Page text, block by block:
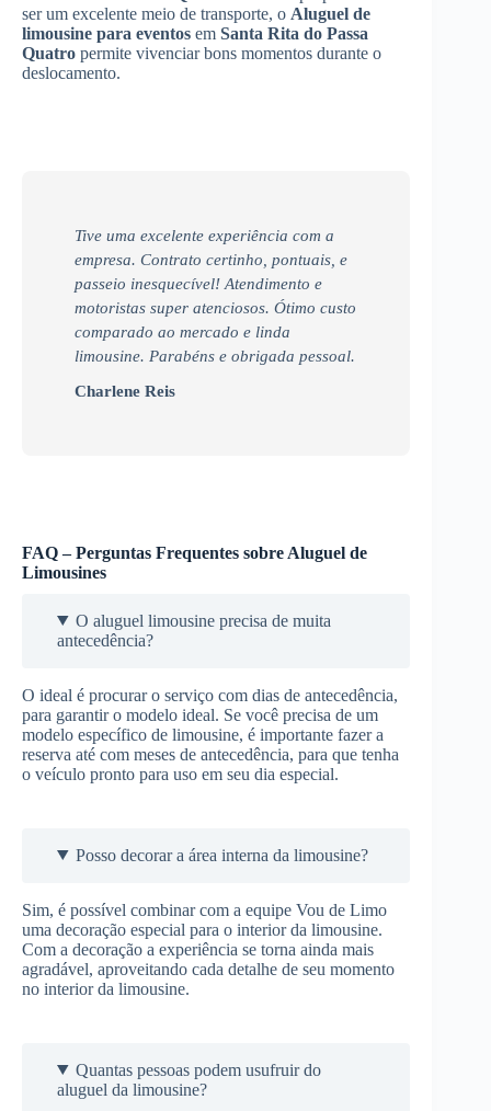
ser um excelente meio de transporte, o Aluguel de
limousine para eventos em Santa Rita do Passa
Quatro permite vivenciar bons momentos durante o
deslocamento.
Tive uma excelente experiência com a
empresa. Contrato certinho, pontuais, e
passeio inesquecível! Atendimento e
motoristas super atenciosos. Ótimo custo
comparado ao mercado e linda
limousine. Parabéns e obrigada pessoal.
Charlene Reis
FAQ – Perguntas Frequentes sobre Aluguel de
Limousines
O aluguel limousine precisa de muita
antecedência?
O ideal é procurar o serviço com dias de antecedência,
para garantir o modelo ideal. Se você precisa de um
modelo específico de limousine, é importante fazer a
reserva até com meses de antecedência, para que tenha
o veículo pronto para uso em seu dia especial.
Posso decorar a área interna da limousine?
Sim, é possível combinar com a equipe Vou de Limo
uma decoração especial para o interior da limousine.
Com a decoração a experiência se torna ainda mais
agradável, aproveitando cada detalhe de seu momento
no interior da limousine.
Quantas pessoas podem usufruir do
aluguel da limousine?